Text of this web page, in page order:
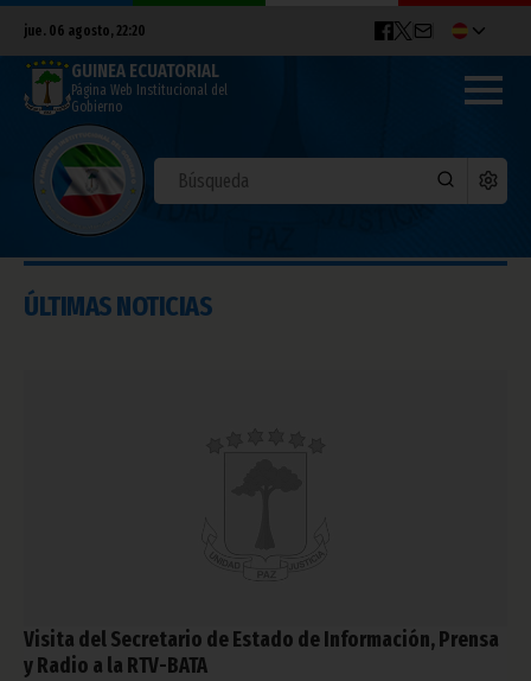
jue. 06 agosto, 22:20
GUINEA ECUATORIAL
Página Web Institucional del
Gobierno
ÚLTIMAS NOTICIAS
Visita del Secretario de Estado de Información, Prensa
y Radio a la RTV-BATA